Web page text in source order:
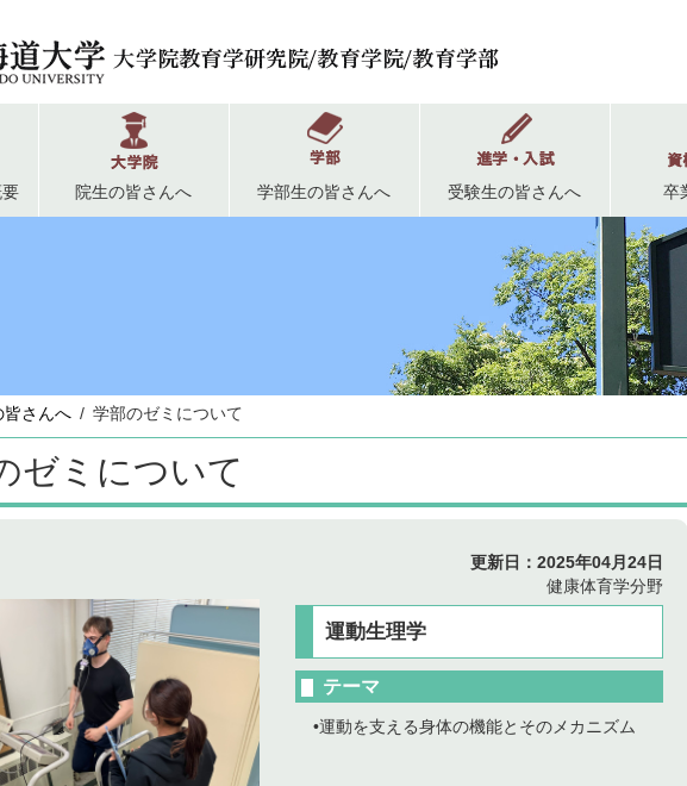
院生の皆さんへ 学部生の皆さんへ 受験生の皆さんへ 卒
皆さんへ 学部のゼミについて
ゼミについて
更新日： 2025年04月24日
健康体育学分野
運動生理学
テーマ
•運動を支える身体の機能とそのメカニズム